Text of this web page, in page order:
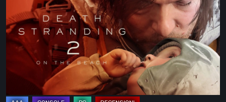
On
the
Beach,
recensione
–